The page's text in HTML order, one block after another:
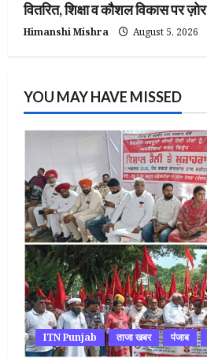
वितरित, शिक्षा व कौशल विकास पर ज़ोर
Himanshi Mishra August 5, 2026
YOU MAY HAVE MISSED
ITN Punjab ताजा खबर पंजाब